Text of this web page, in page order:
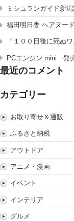
ミシュランガイド新
福田明日香 ヘアヌー
「１００日後に死ぬ
PCエンジン mini 発
最近のコメント
カテゴリー
お取り寄せ＆通販
ふるさと納税
アウトドア
アニメ・漫画
イベント
インテリア
グルメ